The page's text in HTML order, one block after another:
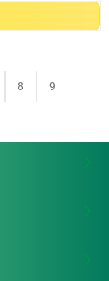
8 9